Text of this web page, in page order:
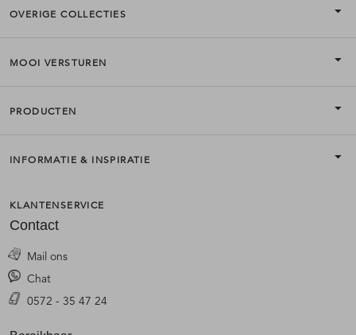
OVERIGE COLLECTIES
MOOI VERSTUREN
PRODUCTEN
INFORMATIE & INSPIRATIE
KLANTENSERVICE
Contact
Mail ons
Chat
0572 - 35 47 24